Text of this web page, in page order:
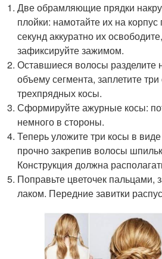
Две обрамляющие прядки
плойки: намотайте их на
секунд аккуратно их
зафиксируйте зажимом.
Оставшиеся волосы разделите
объему сегмента, заплетите
трехпрядных косы.
Сформируйте ажурные косы:
немного в стороны.
Теперь уложите три косы в
прочно закрепив волосы
Конструкция должна
Поправьте цветочек пальцами,
лаком. Передние завитки